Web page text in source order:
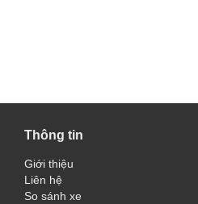
Thông tin
Giới thiệu
Liên hệ
So sánh xe